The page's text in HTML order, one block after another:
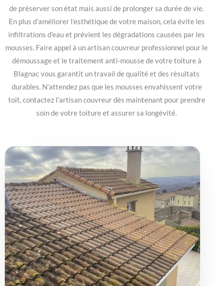
de préserver son état mais aussi de prolonger sa durée de vie.
En plus d’améliorer l’esthétique de votre maison, cela évite les
infiltrations d’eau et prévient les dégradations causées par les
mousses. Faire appel à un artisan couvreur professionnel pour le
démoussage et le traitement anti-mousse de votre toiture à
Blagnac vous garantit un travail de qualité et des résultats
durables. N’attendez pas que les mousses envahissent votre
toit, contactez l’artisan couvreur dès maintenant pour prendre
soin de votre toiture et assurer sa longévité.